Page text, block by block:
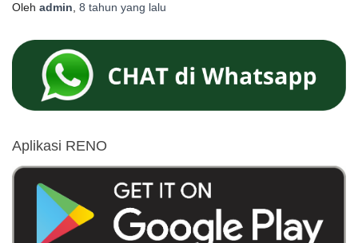
Oleh admin 8 tahun yang lalu
Aplikasi RENO